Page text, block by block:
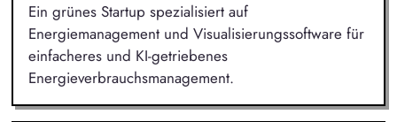
Ein grünes Startup spezialisiert auf
Energiemanagement und Visualisierungssoftware für
einfacheres und KI-getriebenes
Energieverbrauchsmanagement.